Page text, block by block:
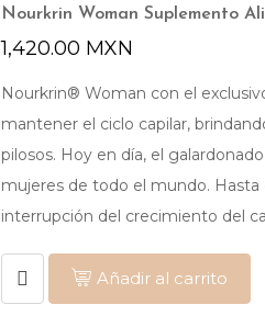
Nourkrin Woman Suplemento
1,420.00 MXN
Nourkrin® Woman con el
mantener el ciclo capilar,
pilosos. Hoy en día, el
mujeres de todo el mundo. Hasta
interrupción del crecimiento del
Añadir al carrito